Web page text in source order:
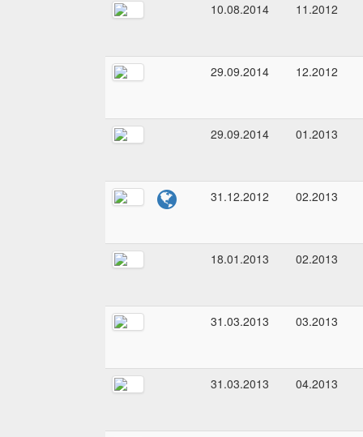
10.08.2014 11.2012
29.09.2014 12.2012
29.09.2014 01.2013
31.12.2012 02.2013
18.01.2013 02.2013
31.03.2013 03.2013
31.03.2013 04.2013